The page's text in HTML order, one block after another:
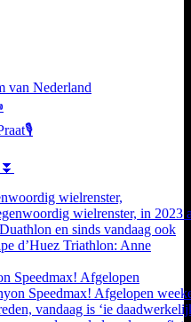
van Nederland
wielrenster,
Speedmax! Afgelopen